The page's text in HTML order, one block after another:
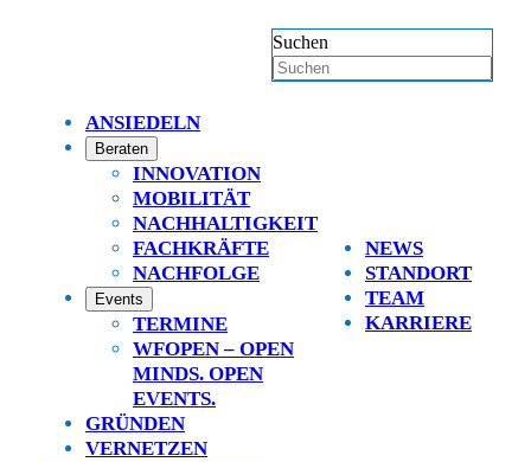
Suchen
ANSIEDELN
Beraten
INNOVATION
MOBILITÄT
NACHHALTIGKEIT
FACHKRÄFTE
NACHFOLGE
Events
TERMINE
WFOPEN – OPEN
MINDS. OPEN
EVENTS.
GRÜNDEN
VERNETZEN
NEWS
STANDORT
TEAM
KARRIERE